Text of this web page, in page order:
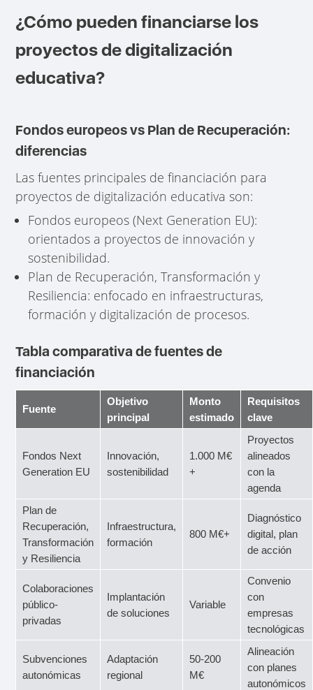
¿Cómo pueden financiarse los
proyectos de digitalización
educativa?
Fondos europeos vs Plan de Recuperación:
diferencias
Las fuentes principales de financiación para
proyectos de digitalización educativa son:
Fondos europeos (Next Generation EU):
orientados a proyectos de innovación y
sostenibilidad.
Plan de Recuperación, Transformación y
Resiliencia: enfocado en infraestructuras,
formación y digitalización de procesos.
Tabla comparativa de fuentes de
financiación
Fuente
Objetivo
principal
Monto
estimado
Requisitos
clave
Fondos Next
Generation EU
Innovación,
sostenibilidad
1.000 M€
+
Proyectos
alineados
con la
agenda
Plan de
Recuperación,
Transformación
y Resiliencia
Infraestructura,
formación
800 M€+
Diagnóstico
digital, plan
de acción
Colaboraciones
público-
privadas
Implantación
de soluciones
Variable
Convenio
con
empresas
tecnológicas
Subvenciones
autonómicas
Adaptación
regional
50-200
M€
Alineación
con planes
autonómicos